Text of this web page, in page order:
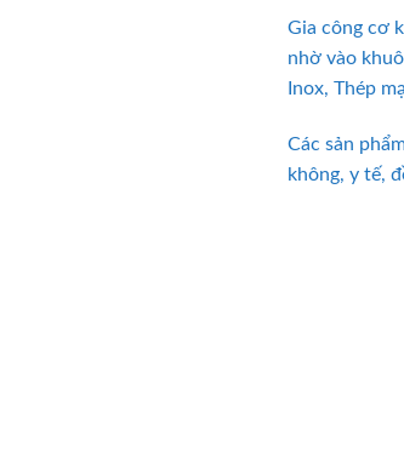
Gia công cơ
nhờ vào
Inox, Thép
Các sản
không, y tế,